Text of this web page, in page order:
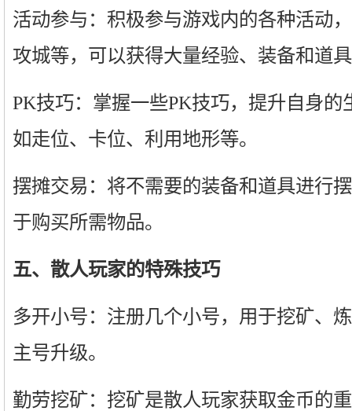
活动参与：积极参与游戏内的各种活动
攻城等，可以获得大量经验、装备和道
PK技巧：掌握一些PK技巧，提升自身的
如走位、卡位、利用地形等。
摆摊交易：将不需要的装备和道具进行
于购买所需物品。
五、散人玩家的特殊技巧
多开小号：注册几个小号，用于挖矿、
主号升级。
勤劳挖矿：挖矿是散人玩家获取金币的